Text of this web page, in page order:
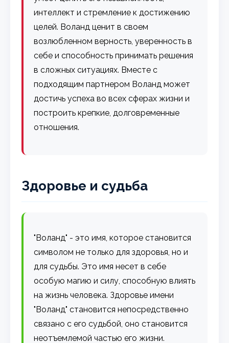
интеллект и стремление к достижению
целей. Воланд ценит в своем
возлюбленном верность, уверенность в
себе и способность принимать решения
в сложных ситуациях. Вместе с
подходящим партнером Воланд может
достичь успеха во всех сферах жизни и
построить крепкие, долговременные
отношения.
Здоровье и судьба
"Воланд" - это имя, которое становится
символом не только для здоровья, но и
для судьбы. Это имя несет в себе
особую магию и силу, способную влиять
на жизнь человека. Здоровье имени
"Воланд" становится непосредственно
связано с его судьбой, оно становится
неотъемлемой частью его жизни.